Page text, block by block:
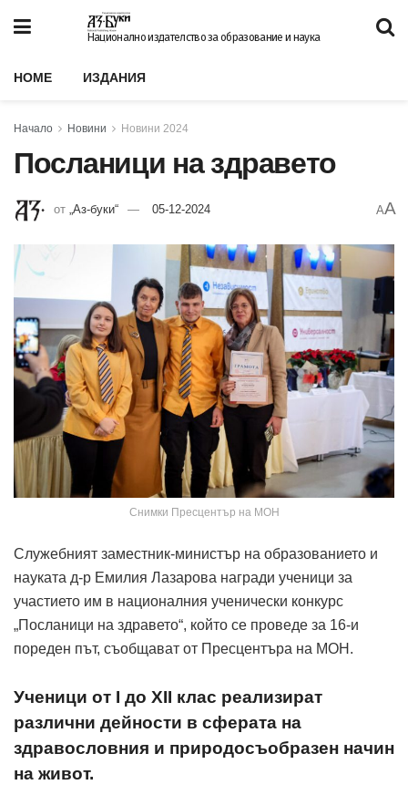
Национално издателство за образование и наука
HOME ИЗДАНИЯ
Начало Новини Новини 2024
Посланици на здравето
от „Аз-буки“ 05-12-2024 AA
Снимки Пресцентър на МОН
Служебният заместник-министър на образованието и
науката д-р Емилия Лазарова награди ученици за
участието им в националния ученически конкурс
„Посланици на здравето“, който се проведе за 16-и
пореден път, съобщават от Пресцентъра на МОН.
Ученици от I до XII клас реализират
различни дейности в сферата на
здравословния и природосъобразен начин
на живот.